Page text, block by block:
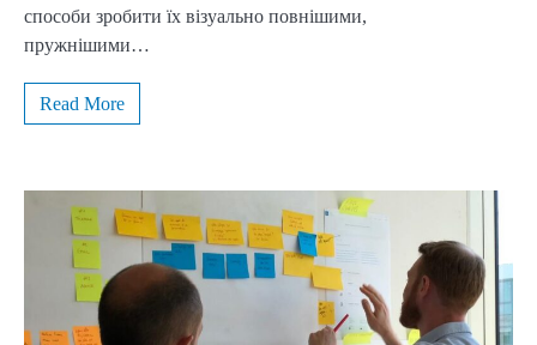
способи зробити їх візуально повнішими,
пружнішими…
Read More